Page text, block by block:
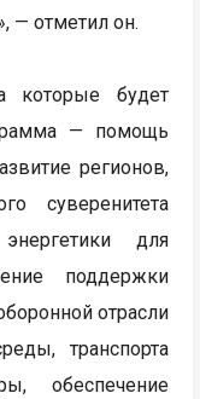
— отметил он.
которые будет
— помощь
регионов,
суверенитета
для
поддержки
отрасли
транспорта
обеспечение